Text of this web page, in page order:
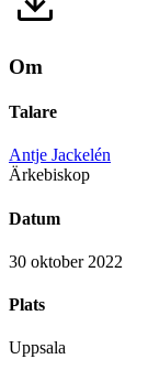
Om
Talare
Antje Jackelén
Ärkebiskop
Datum
30 oktober 2022
Plats
Uppsala